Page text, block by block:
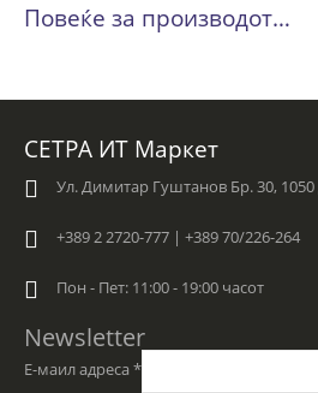
Повеќе за производот…
СЕТРА ИТ Маркет
Ул. Димитар Гуштанов Бр. 30,
+389 2 2720-777 | +389 70/226-264
Пон - Пет: 11:00 - 19:00 часот
Newsletter
Е-маил адреса *